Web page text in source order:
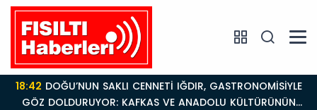
18:26Fısıltı Haberleri Iğdır Tanıtımları Devam Ediyor:
Türkiye’nin Doğu Kapısı Iğdır’ın Saklı Cennetleri